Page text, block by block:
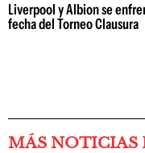
Liverpool y Albion se
fecha del Torneo Clausura
MÁS NOTICIAS